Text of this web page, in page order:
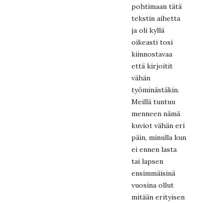
pohtimaan tätä
tekstin aihetta
ja oli kyllä
oikeasti tosi
kiinnostavaa
että kirjoitit
vähän
työminästäkin.
Meillä tuntuu
menneen nämä
kuviot vähän eri
päin, minulla kun
ei ennen lasta
tai lapsen
ensimmäisinä
vuosina ollut
mitään erityisen